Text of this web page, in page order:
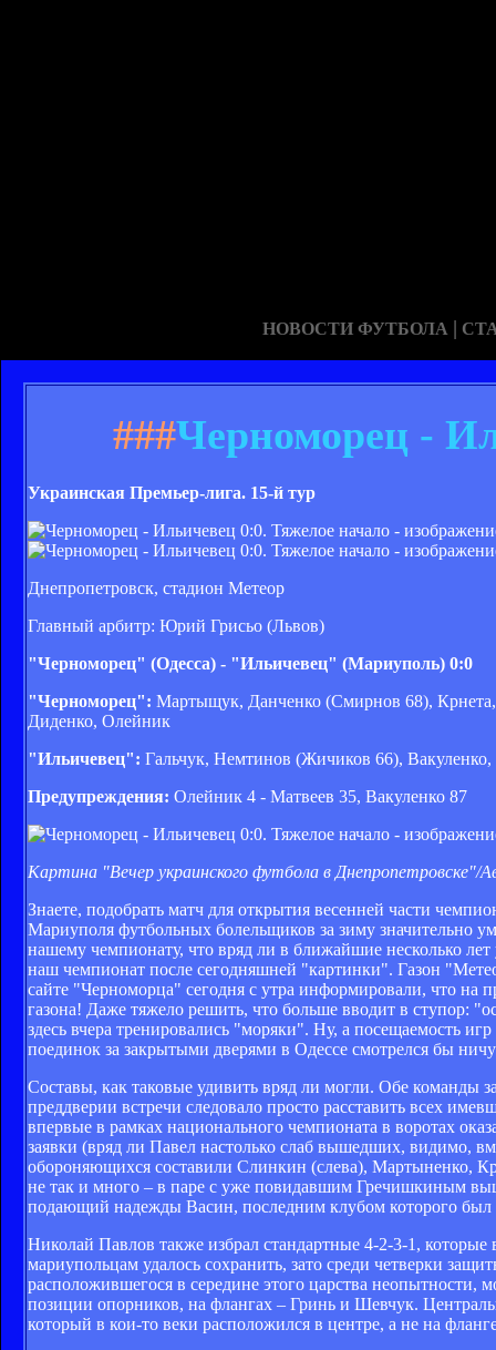
НОВОСТИ ФУТБОЛА |
###Черноморец -
Украинская Премьер-лига. 15-й тур
Днепропетровск, стадион Метеор
Главный арбитр: Юрий Грисьо (Львов)
"Черноморец" (Одесса) - "Ильичевец" (Мариуполь) 0:0
"Черноморец": Мартыщук, Данченко (Смирнов 68),
Диденко, Олейник
"Ильичевец": Гальчук, Немтинов (Жичиков 66),
Предупреждения: Олейник 4 - Матвеев 35, Вакуленко 87
Картина "Вечер украинского футбола в
Знаете, подобрать матч для открытия весенней части
Мариуполя футбольных болельщиков за зиму значительно
нашему чемпионату, что вряд ли в ближайшие несколько
наш чемпионат после сегодняшней "картинки". Газон
сайте "Черноморца" сегодня с утра информировали, что на
газона! Даже тяжело решить, что больше вводит в ступор:
здесь вчера тренировались "моряки". Ну, а посещаемость
поединок за закрытыми дверями в Одессе смотрелся бы
Составы, как таковые удивить вряд ли могли. Обе команды
преддверии встречи следовало просто расставить всех
впервые в рамках национального чемпионата в воротах
заявки (вряд ли Павел настолько слаб вышедших, видимо,
обороняющихся составили Слинкин (слева), Мартыненко,
не так и много – в паре с уже повидавшим Гречишкиным
подающий надежды Васин, последним клубом которого был
Николай Павлов также избрал стандартные 4-2-3-1,
мариупольцам удалось сохранить, зато среди четверки
расположившегося в середине этого царства
позиции опорников, на флангах – Гринь и Шевчук.
который в кои-то веки расположился в центре, а не на